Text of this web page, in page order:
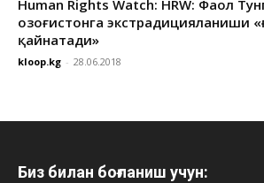
Human Rights Watch: HRW: Фаол
Қозоғистонга экстрадицияланиши
қайнатади»
kloop.kg - 28.06.2018
Биз билан боғланиш учун: